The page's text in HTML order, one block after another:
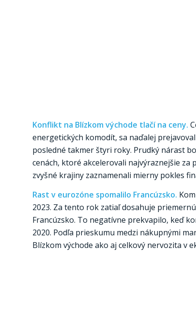
Konflikt na Blízkom východe tlačí na ceny.
energetických komodít, sa naďalej
posledné takmer štyri roky. Prudký nárast
cenách, ktoré akcelerovali najvýraznejšie za
zvyšné krajiny zaznamenali mierny pokles
Rast v eurozóne spomalilo Francúzsko.
2023. Za tento rok zatiaľ dosahuje
Francúzsko. To negatívne prekvapilo, keď
2020. Podľa prieskumu medzi nákupnými
Blízkom východe ako aj celkový nervozita v